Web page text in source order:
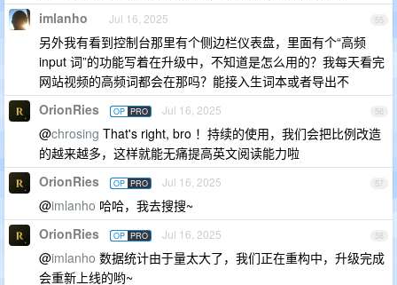
55
imlanho Jul 16, 2025
另外我有看到控制台那里有个侧边栏仪表盘，里面有个“高频
input 词”的功能写着在升级中，不知道是怎么用的？我每天看完
网站视频的高频词都会在那吗？能接入生词本或者导出不
56
OrionRies OP PRO Jul 16, 2025
@chrosing That's right, bro ！持续的使用，我们会把比例改造
的越来越多，这样就能无痛提高英文阅读能力啦
57
OrionRies OP PRO Jul 16, 2025
@imlanho 哈哈，我去搜搜~
58
OrionRies OP PRO Jul 16, 2025
@imlanho 数据统计由于量太大了，我们正在重构中，升级完成
会重新上线的哟~